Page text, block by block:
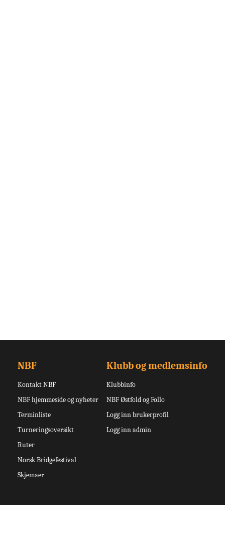
NBF
Kontakt NBF
NBF hjemmeside og nyheter
Terminliste
Turneringsoversikt
Ruter
Norsk Bridgefestival
Skjemaer
Klubb og medlemsinfo
Klubbinfo
NBF Østfold og Follo
Logg inn brukerprofil
Logg inn admin